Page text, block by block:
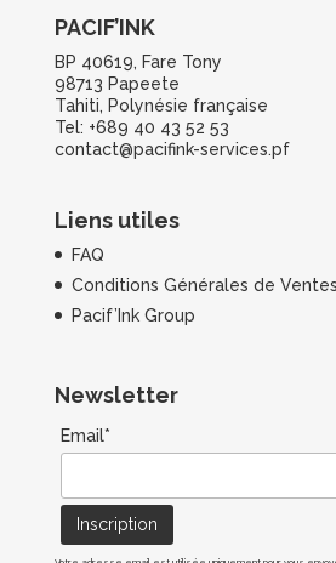
PACIF’INK
BP 40619, Fare Tony
98713 Papeete
Tahiti, Polynésie française
Tel: +689 40 43 52 53
contact@pacifink-services.pf
Liens utiles
FAQ
Conditions Générales de Ventes
Pacif’Ink Group
Newsletter
Email*